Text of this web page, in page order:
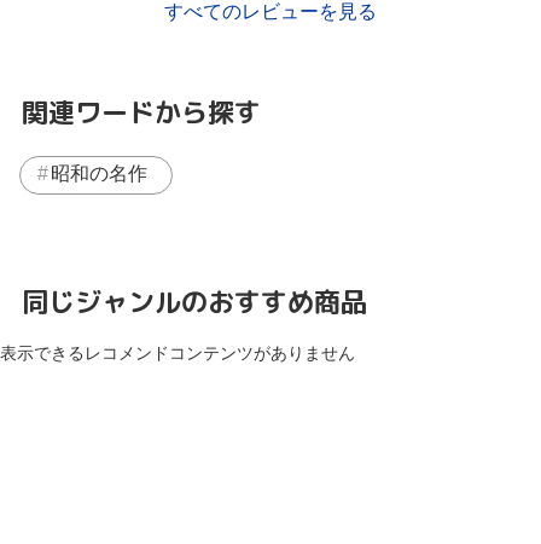
すべてのレビューを見る
関連ワードから探す
昭和の名作
同じジャンルのおすすめ商品
表示できるレコメンドコンテンツがありません